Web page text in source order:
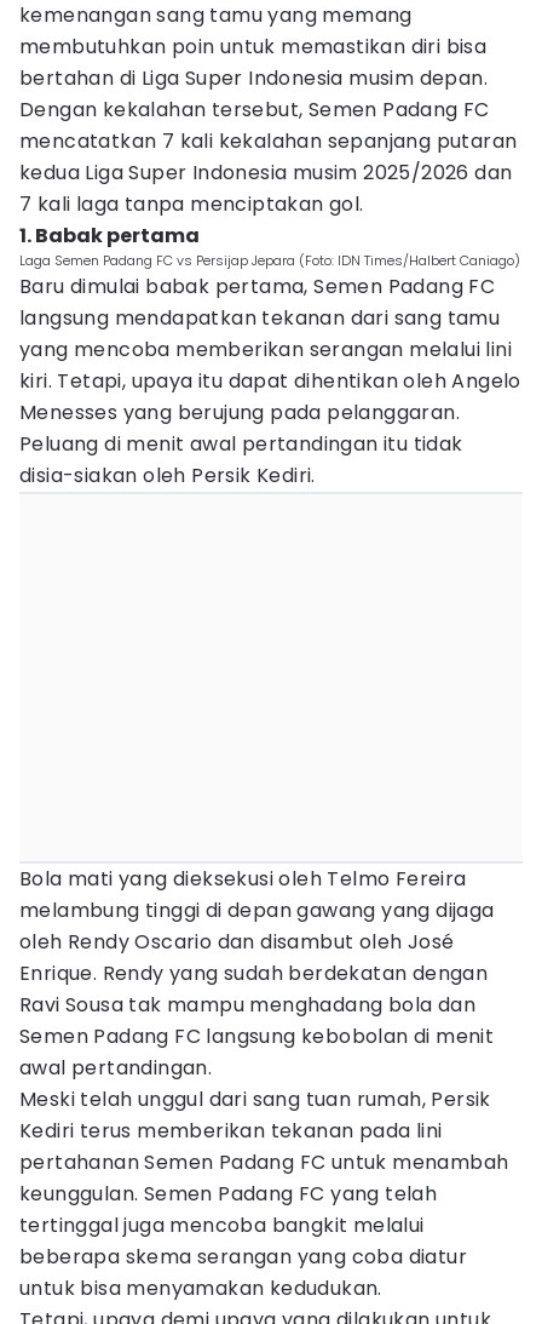
kemenangan sang tamu yang memang
membutuhkan poin untuk memastikan diri bisa
bertahan di Liga Super Indonesia musim depan.
Dengan kekalahan tersebut, Semen Padang FC
mencatatkan 7 kali kekalahan sepanjang putaran
kedua Liga Super Indonesia musim 2025/2026 dan
7 kali laga tanpa menciptakan gol.
1. Babak pertama
Laga Semen Padang FC vs Persijap Jepara (Foto: IDN Times/Halbert Caniago)
Baru dimulai babak pertama, Semen Padang FC
langsung mendapatkan tekanan dari sang tamu
yang mencoba memberikan serangan melalui lini
kiri. Tetapi, upaya itu dapat dihentikan oleh Angelo
Menesses yang berujung pada pelanggaran.
Peluang di menit awal pertandingan itu tidak
disia-siakan oleh Persik Kediri.
Bola mati yang dieksekusi oleh Telmo Fereira
melambung tinggi di depan gawang yang dijaga
oleh Rendy Oscario dan disambut oleh José
Enrique. Rendy yang sudah berdekatan dengan
Ravi Sousa tak mampu menghadang bola dan
Semen Padang FC langsung kebobolan di menit
awal pertandingan.
Meski telah unggul dari sang tuan rumah, Persik
Kediri terus memberikan tekanan pada lini
pertahanan Semen Padang FC untuk menambah
keunggulan. Semen Padang FC yang telah
tertinggal juga mencoba bangkit melalui
beberapa skema serangan yang coba diatur
untuk bisa menyamakan kedudukan.